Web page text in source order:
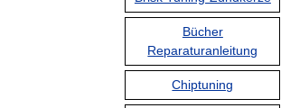
Bücher
Reparaturanleitung
Chiptuning